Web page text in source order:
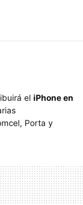
el iPhone en
Porta y